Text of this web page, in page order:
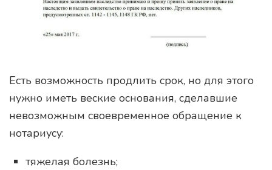
Есть возможность продлить срок, но для этого
нужно иметь веские основания, сделавшие
невозможным своевременное обращение к
нотариусу:
тяжелая болезнь;